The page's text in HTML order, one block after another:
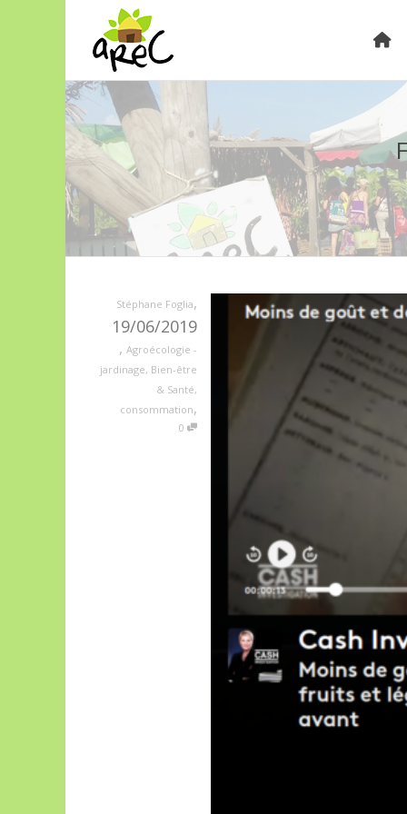
Stéphane Foglia,
19/06/2019
, Agroécologie -
jardinage, Bien-être
& Santé,
consommation,
0